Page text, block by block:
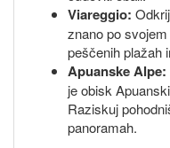
Viareggio:
znano po
peščenih plažah
Apuanske Alpe:
je obisk
Raziskuj
panoramah.